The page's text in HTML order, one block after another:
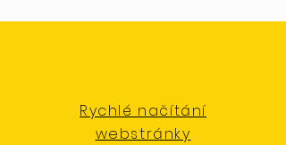
Rychlé načítání
webstránky